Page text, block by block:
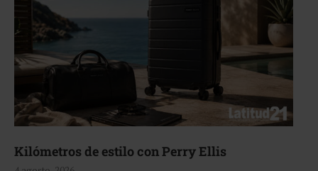
Kilómetros de estilo con Perry Ellis